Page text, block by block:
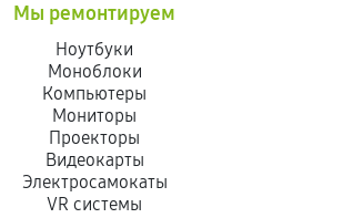
Мы ремонтируем
Ноутбуки
Моноблоки
Компьютеры
Мониторы
Проекторы
Видеокарты
Электросамокаты
VR системы